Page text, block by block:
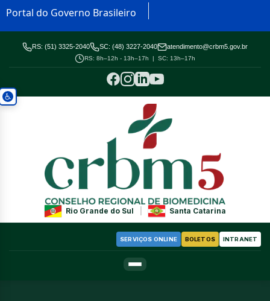
Portal do Governo Brasileiro
RS: (51) 3325-2040 SC: (48) 3227-2040 atendimento@crbm5.gov.br
RS: 8h–12h - 13h–17h | SC: 13h–17h
Rio Grande do Sul Santa Catarina
SERVIÇOS ONLINE BOLETOS INTRANET